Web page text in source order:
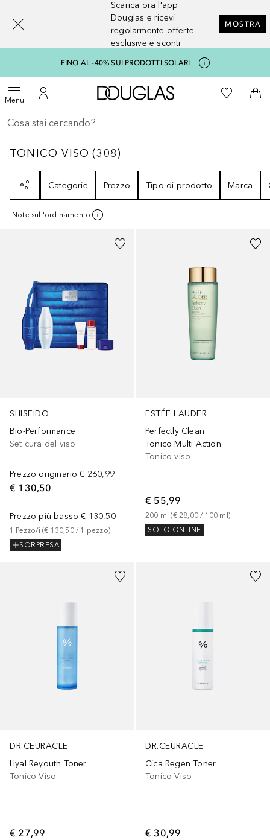
Scarica ora l'app
Douglas e ricevi
regolarmente offerte
esclusive e sconti
MOSTRA
FINO AL -40% SUI PRODOTTI SOLARI
MenuApri menuAl Mio Account
A Douglas HomeAlla Mia
Al
Torna indietro
Esegui ricerca
TONICO VISO308
TONICO VISO (308)
Categorie
Prezzo Tipo di prodotto Marca
Note sull'ordinamento
SHISEIDO
Bio-Performance
Set cura del viso
Prezzo originario € 260,99
€ 130,50
Prezzo più basso € 130,50
1 Pezzo/i (€ 130,50 / 1 pezzo)
SORPRESA
Sponsorizzato
ESTÉE LAUDER
Perfectly Clean
Tonico Multi Action
Tonico viso
€ 55,99
200 ml (€ 28,00 / 100 ml )
SOLO ONLINE
DR.CEURACLE
Hyal Reyouth Toner
Tonico Viso
€ 27,99
DR.CEURACLE
Cica Regen Toner
Tonico Viso
€ 30,99
[navigation.slideout.screenreader]